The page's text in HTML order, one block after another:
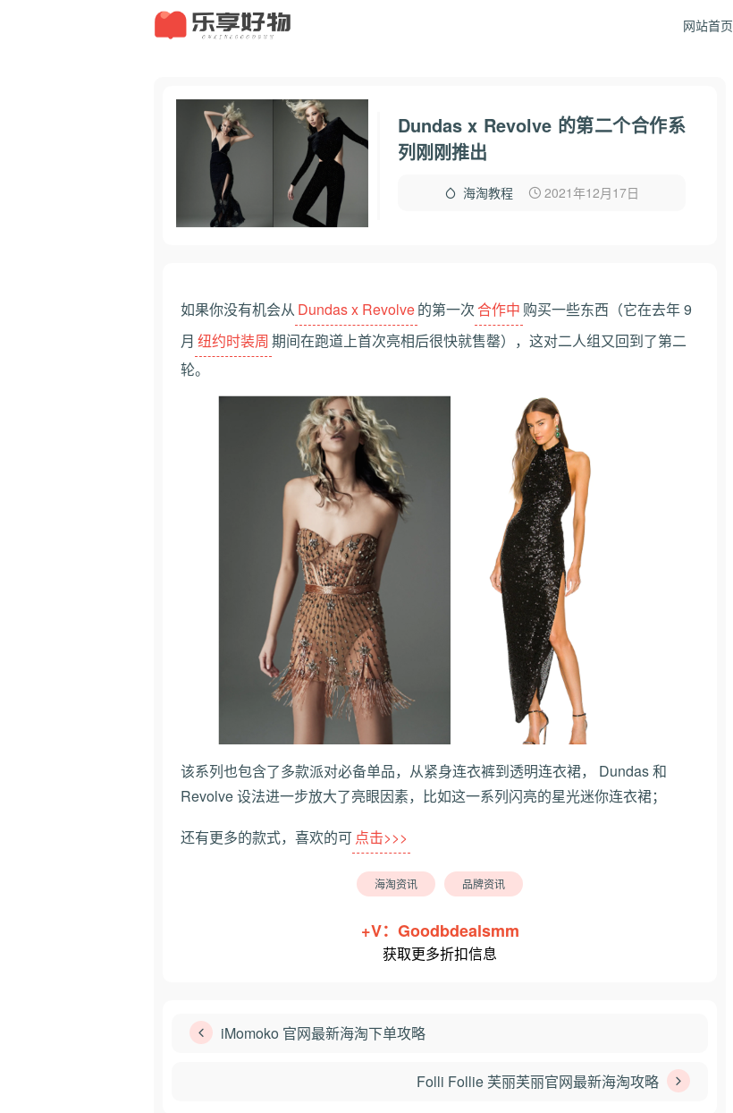
网站首页
Dundas x Revolve 的第二个合作系
列刚刚推出
海淘教程 2021年12月17日
如果你没有机会从 Dundas x Revolve的第一次合作中 购买一些东西（它在去年 9
月 纽约时装周 期间在跑道上首次亮相后很快就售罄），这对二人组又回到了第二
轮。
该系列也包含了多款派对必备单品，从紧身连衣裤到透明连衣裙， Dundas 和
Revolve 设法进一步放大了亮眼因素，比如这一系列闪亮的星光迷你连衣裙；
还有更多的款式，喜欢的可 点击>>>
海淘资讯 品牌资讯
+V：Goodbdealsmm
获取更多折扣信息
iMomoko 官网最新海淘下单攻略
Folli Follie 芙丽芙丽官网最新海淘攻略